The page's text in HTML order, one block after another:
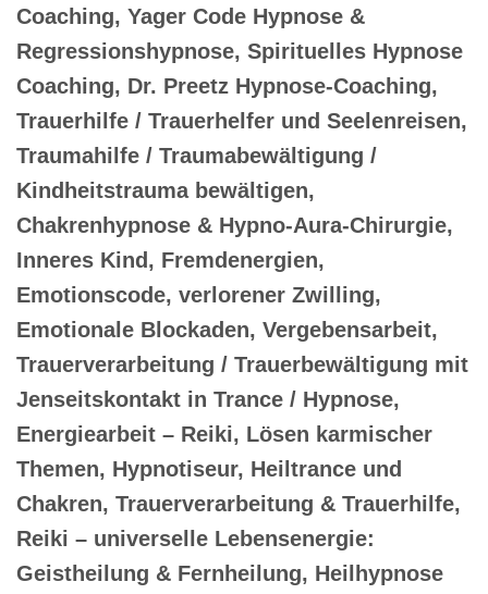
Coaching, Yager Code Hypnose &
Regressionshypnose, Spirituelles Hypnose
Coaching, Dr. Preetz Hypnose-Coaching,
Trauerhilfe / Trauerhelfer und Seelenreisen,
Traumahilfe / Traumabewältigung /
Kindheitstrauma bewältigen,
Chakrenhypnose & Hypno-Aura-Chirurgie,
Inneres Kind, Fremdenergien,
Emotionscode, verlorener Zwilling,
Emotionale Blockaden, Vergebensarbeit,
Trauerverarbeitung / Trauerbewältigung mit
Jenseitskontakt in Trance / Hypnose,
Energiearbeit – Reiki, Lösen karmischer
Themen, Hypnotiseur, Heiltrance und
Chakren, Trauerverarbeitung & Trauerhilfe,
Reiki – universelle Lebensenergie:
Geistheilung & Fernheilung, Heilhypnose